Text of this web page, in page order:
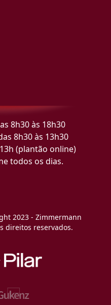
8h30 às 18h30
8h30 às 13h30
(plantão online)
todos os dias.
2023 - Zimmermann
direitos reservados.